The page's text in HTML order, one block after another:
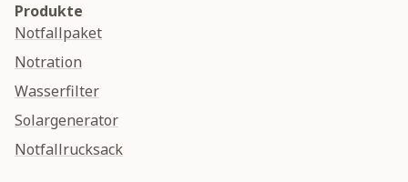
Produkte
Notfallpaket
Notration
Wasserfilter
Solargenerator
Notfallrucksack